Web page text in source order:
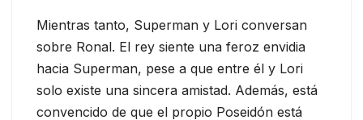
Mientras tanto, Superman y Lori conversan
sobre Ronal. El rey siente una feroz envidia
hacia Superman, pese a que entre él y Lori
solo existe una sincera amistad. Además, está
convencido de que el propio Poseidón está